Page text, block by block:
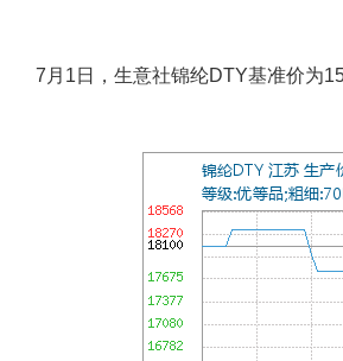
7月1日，生意社锦纶DTY基准价为